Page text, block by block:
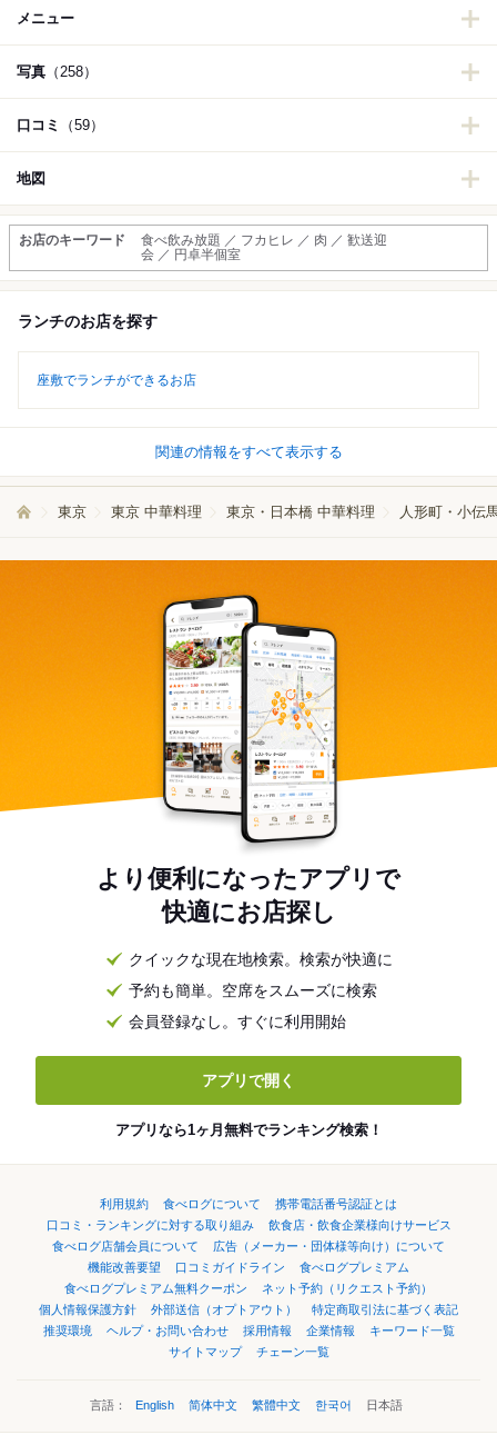
メニュー
写真 （258）
口コミ （59）
地図
お店のキーワード
食べ飲み放題 ／ フカヒレ ／ 肉 ／ 歓送迎
会 ／ 円卓半個室
ランチのお店を探す
座敷でランチができるお店
関連の情報をすべて表示する
東京 東京 中華料理 東京・日本橋 中華料理 人形町・小伝
より便利になったアプリで
快適にお店探し
クイックな現在地検索。検索が快適に
予約も簡単。空席をスムーズに検索
会員登録なし。すぐに利用開始
アプリで開く
アプリなら1ヶ月無料でランキング検索！
利用規約 食べログについて
携帯電話番号認証とは
口コミ・ランキングに対する取り組み
飲食店・飲食企業様向けサービス
食べログ店舗会員について
広告（メーカー・団体様等向け）について
機能改善要望
口コミガイドライン
食べログプレミアム
食べログプレミアム無料クーポン
ネット予約（リクエスト予約）
個人情報保護方針
外部送信（オプトアウト）
特定商取引法に基づく表記
推奨環境
ヘルプ・お問い合わせ 採用情報 企業情報
キーワード一覧
サイトマップ
チェーン一覧
言語： English 简体中文 繁體中文 한국어 日本語